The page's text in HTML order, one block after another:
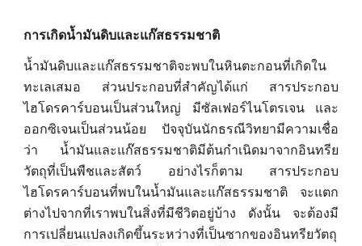
การเกิดน้ำมันดิบและแก๊สธรรมชาติ
น้ำมันดิบและแก๊สธรรมชาติจะพบในหินตะกอนที่เกิดใน
ทะเลเสมอ ส่วนประกอบที่สำคัญได้แก่ สารประกอบ
ไฮโดรคาร์บอนเป็นส่วนใหญ่ มีซัลเฟอร์ไนโตรเจน และ
ออกซิเจนเป็นส่วนน้อย ปัจจุบันนักธรณีวิทยามีความเชื่อ
ว่า น้ำมันและแก๊สธรรมชาติมีต้นกำเนิดมาจากอินทรีย
วัตถุที่เป็นพืชและสัตว์
อย่างไรก็ตาม สารประกอบ
ไฮโดรคาร์บอนที่พบในน้ำมันและแก๊สธรรมชาติ จะแตก
ต่างไปจากที่เราพบในสิ่งที่มีชีวิตอยู่บ้าง ดังนั้น จะต้องมี
การเปลี่ยนแปลงเกิดขึ้นระหว่างที่เป็นซากของอินทรียวัตถุ